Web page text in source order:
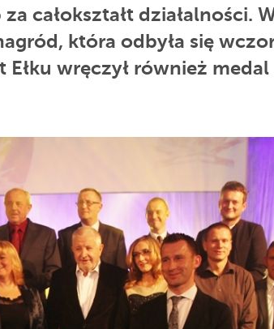
całokształt działalności.
która odbyła się
wręczył również medal